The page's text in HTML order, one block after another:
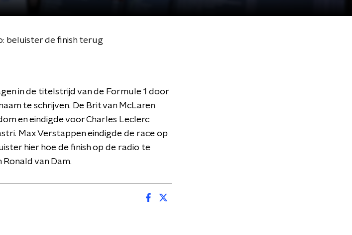
beluister de finish terug
in de titelstrijd van de Formule 1 door
te schrijven. De Brit van McLaren
en eindigde voor Charles Leclerc
Max Verstappen eindigde de race op
hier hoe de finish op de radio te
Ronald van Dam.